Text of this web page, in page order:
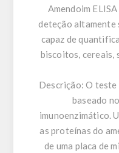
Amendoim
deteção altamente
capaz de
biscoitos, cereais,
Descrição: O teste
baseado
imunoenzimático.
as proteínas do
de uma placa de